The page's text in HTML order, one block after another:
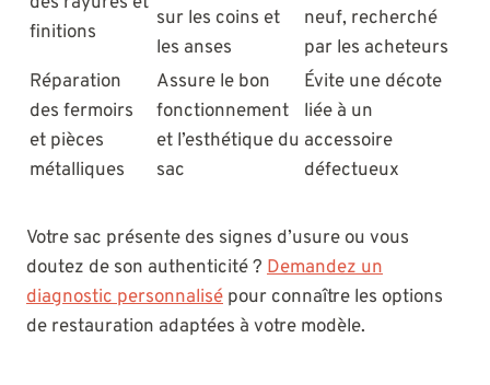
finitions
sur les coins et
les anses
neuf, recherché
par les acheteurs
Réparation
des fermoirs
et pièces
métalliques
Assure le bon
fonctionnement
et l’esthétique du
sac
Évite une décote
liée à un
accessoire
défectueux
Votre sac présente des signes d’usure ou vous
doutez de son authenticité ? Demandez un
diagnostic personnalisé pour connaître les options
de restauration adaptées à votre modèle.